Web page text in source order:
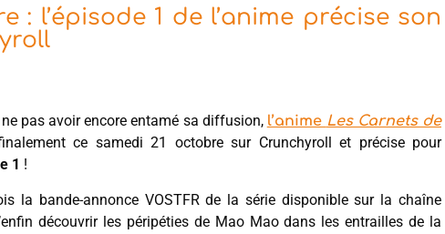
: l’épisode 1 de l’anime précise son
pas avoir encore entamé sa diffusion, l’anime Les Carnets de
ce samedi 21 octobre sur Crunchyroll et précise pour
1 !
la bande-annonce VOSTFR de la série disponible sur la chaîne
découvrir les péripéties de Mao Mao dans les entrailles de la